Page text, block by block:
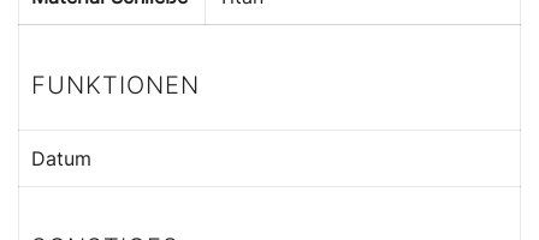
FUNKTIONEN
Datum